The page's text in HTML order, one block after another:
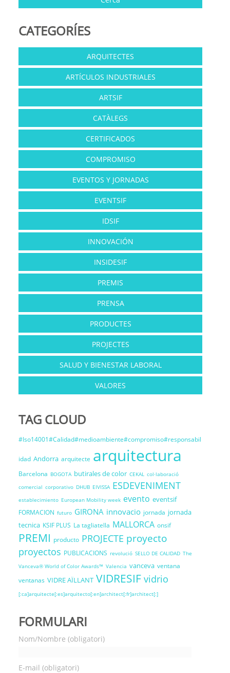
CATEGORÍES
ARQUITECTES
ARTÍCULOS INDUSTRIALES
ARTSIF
CATÀLEGS
CERTIFICADOS
COMPROMISO
EVENTOS Y JORNADAS
EVENTSIF
IDSIF
INNOVACIÓN
INSIDESIF
PREMIS
PRENSA
PRODUCTES
PROJECTES
SALUD Y BIENESTAR LABORAL
VALORES
TAG CLOUD
#Iso14001#Calidad#medioambiente#compromiso#responsabil
idad Andorra arquitecte arquitectura
Barcelona BOGOTA butirales de color CEKAL col·laboració
comercial corporativo DHUB EIVISSA ESDEVENIMENT
establecimiento European Mobility week evento eventsif
FORMACION futuro GIRONA innovacio jornada jornada
tecnica KSIF PLUS La tagliatella MALLORCA onsif
PREMI producto PROJECTE proyecto
proyectos PUBLICACIONS revolució SELLO DE CALIDAD The
Vanceva® World of Color Awards™ Valencia vanceva ventana
ventanas VIDRE AÏLLANT VIDRESIF vidrio
[:ca]arquitecte[:es]arquitecto[:en]architect[:fr]architect[:]
FORMULARI
Nom/Nombre (obligatori)
E-mail (obligatori)